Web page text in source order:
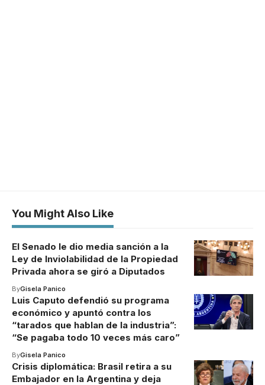
You Might Also Like
El Senado le dio media sanción a la
Ley de Inviolabilidad de la Propiedad
Privada ahora se giró a Diputados
ByGisela Panico
Luis Caputo defendió su programa
económico y apuntó contra los
“tarados que hablan de la industria”:
“Se pagaba todo 10 veces más caro”
ByGisela Panico
Crisis diplomática: Brasil retira a su
Embajador en la Argentina y deja